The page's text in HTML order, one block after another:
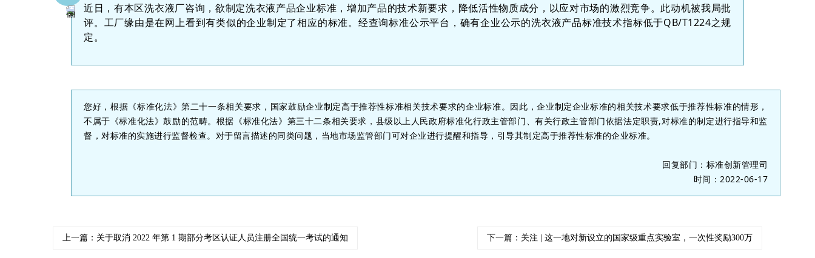
近日，有本区洗衣液厂咨询，欲制定洗衣液产品企业标准，增加产品的技术新要求，降低活性物质成分，以应对市场的激烈竞争。此动机被我局批
评。工厂缘由是在网上看到有类似的企业制定了相应的标准。经查询标准公示平台，确有企业公示的洗衣液产品标准技术指标低于QB/T1224之规
定。
您好，根据《标准化法》第二十一条相关要求，国家鼓励企业制定高于推荐性标准相关技术要求的企业标准。因此，企业制定企业标准的相关技术要求低于推荐性标准的情形，
不属于《标准化法》鼓励的范畴。根据《标准化法》第三十二条相关要求，县级以上人民政府标准化行政主管部门、有关行政主管部门依据法定职责,对标准的制定进行指导和监
督，对标准的实施进行监督检查。对于留言描述的同类问题，当地市场监管部门可对企业进行提醒和指导，引导其制定高于推荐性标准的企业标准。
回复部门：标准创新管理司
时间：2022-06-17
上一篇：关于取消 2022 年第 1 期部分考区认证人员注册全国统一考试的通知 下一篇：关注 | 这一地对新设立的国家级重点实验室，一次性奖励300万